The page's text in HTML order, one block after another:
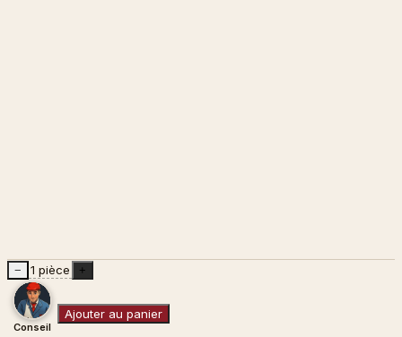
− 1 pièce +
Conseil
Ajouter au panier